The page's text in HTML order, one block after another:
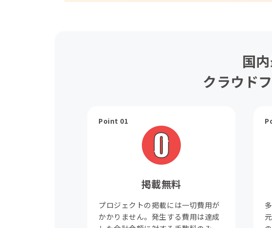
国
クラウド
Point 01
掲載無料
プロジェクトの掲載には一切費用が
かかりません。発生する費用は達成